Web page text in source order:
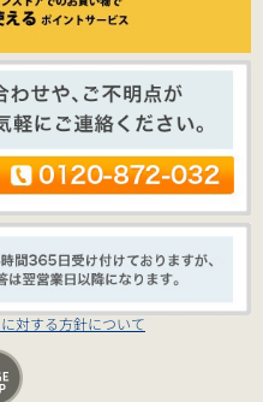
対する方針について